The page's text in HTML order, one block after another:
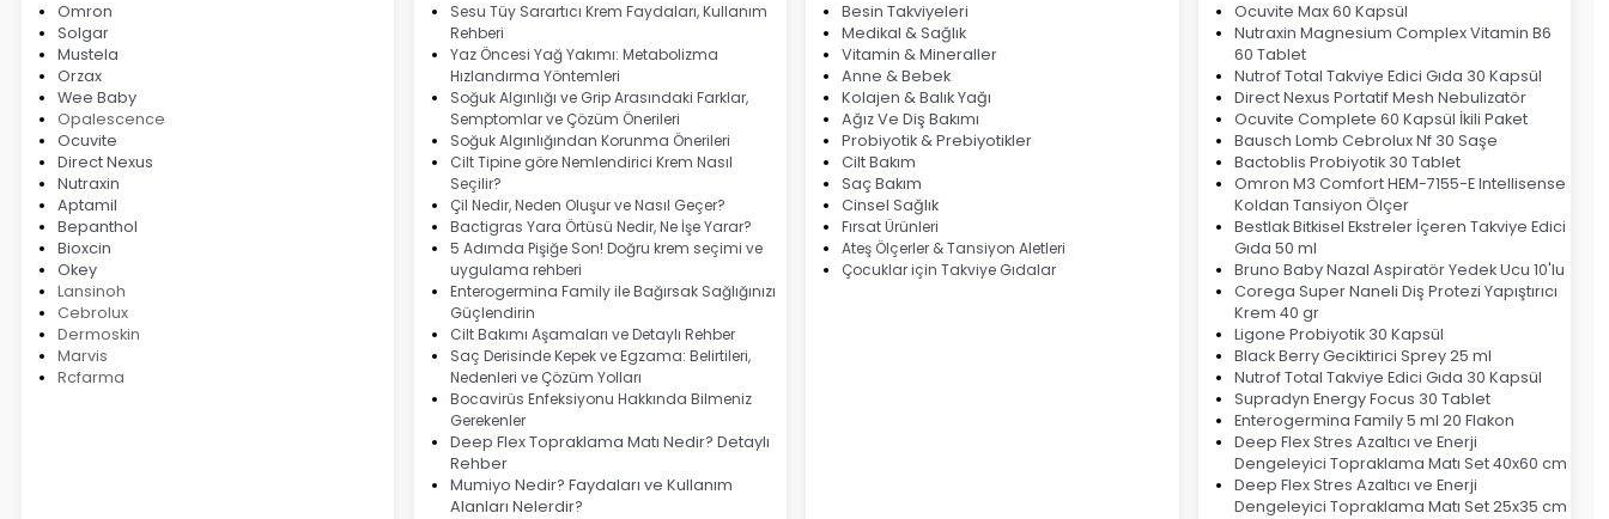
Omron
Solgar
Mustela
Orzax
Wee Baby
Opalescence
Ocuvite
Direct Nexus
Nutraxin
Aptamil
Bepanthol
Bioxcin
Okey
Lansinoh
Cebrolux
Dermoskin
Marvis
Rcfarma
Sesu Tüy Sarartıcı Krem Faydaları, Kullanım
Rehberi
Yaz Öncesi Yağ Yakımı: Metabolizma
Hızlandırma Yöntemleri
Soğuk Algınlığı ve Grip Arasındaki Farklar,
Semptomlar ve Çözüm Önerileri
Soğuk Algınlığından Korunma Önerileri
Cilt Tipine göre Nemlendirici Krem Nasıl
Seçilir?
Çil Nedir, Neden Oluşur ve Nasıl Geçer?
Bactigras Yara Örtüsü Nedir, Ne İşe Yarar?
5 Adımda Pişiğe Son! Doğru krem seçimi ve
uygulama rehberi
Enterogermina Family ile Bağırsak Sağlığınızı
Güçlendirin
Cilt Bakımı Aşamaları ve Detaylı Rehber
Saç Derisinde Kepek ve Egzama: Belirtileri,
Nedenleri ve Çözüm Yolları
Bocavirüs Enfeksiyonu Hakkında Bilmeniz
Gerekenler
Deep Flex Topraklama Matı Nedir? Detaylı
Rehber
Mumiyo Nedir? Faydaları ve Kullanım
Alanları Nelerdir?
Besin Takviyeleri
Medikal & Sağlık
Vitamin & Mineraller
Anne & Bebek
Kolajen & Balık Yağı
Ağız Ve Diş Bakımı
Probiyotik & Prebiyotikler
Cilt Bakım
Saç Bakım
Cinsel Sağlık
Fırsat Ürünleri
Ateş Ölçerler & Tansiyon Aletleri
Çocuklar için Takviye Gıdalar
Ocuvite Max 60 Kapsül
Nutraxin Magnesium Complex Vitamin B6
60 Tablet
Nutrof Total Takviye Edici Gıda 30 Kapsül
Direct Nexus Portatif Mesh Nebulizatör
Ocuvite Complete 60 Kapsül İkili Paket
Bausch Lomb Cebrolux Nf 30 Saşe
Bactoblis Probiyotik 30 Tablet
Omron M3 Comfort HEM-7155-E Intellisense
Koldan Tansiyon Ölçer
Bestlak Bitkisel Ekstreler İçeren Takviye Edici
Gıda 50 ml
Bruno Baby Nazal Aspiratör Yedek Ucu 10'lu
Corega Super Naneli Diş Protezi Yapıştırıcı
Krem 40 gr
Ligone Probiyotik 30 Kapsül
Black Berry Geciktirici Sprey 25 ml
Nutrof Total Takviye Edici Gıda 30 Kapsül
Supradyn Energy Focus 30 Tablet
Enterogermina Family 5 ml 20 Flakon
Deep Flex Stres Azaltıcı ve Enerji
Dengeleyici Topraklama Matı Set 40x60 cm
Deep Flex Stres Azaltıcı ve Enerji
Dengeleyici Topraklama Matı Set 25x35 cm